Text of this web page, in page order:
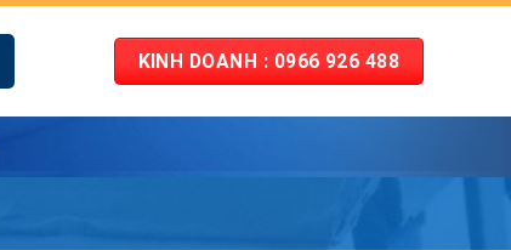
KINH DOANH : 0966 926 488